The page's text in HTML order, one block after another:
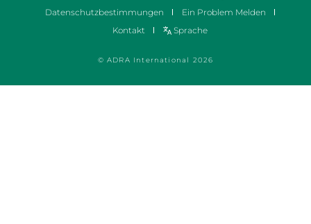
© ADRA International 2026
Datenschutzbestimmungen
Ein Problem Melden
Kontakt
Sprache